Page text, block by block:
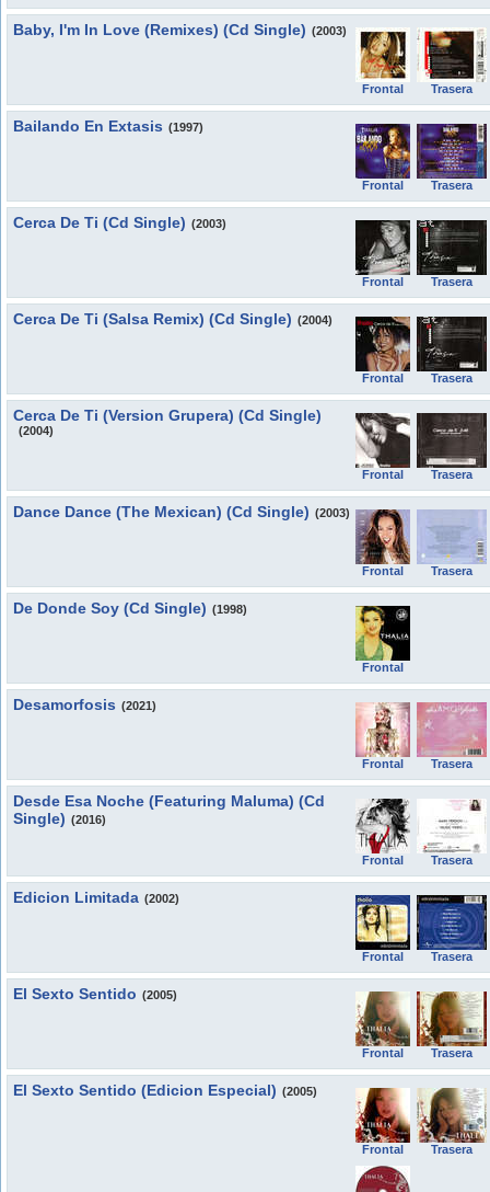
Baby, I'm In Love (Remixes) (Cd Single) (2003)
Frontal Trasera
Bailando En Extasis (1997)
Frontal Trasera
Cerca De Ti (Cd Single) (2003)
Frontal Trasera
Cerca De Ti (Salsa Remix) (Cd Single) (2004)
Frontal Trasera
Cerca De Ti (Version Grupera) (Cd Single)
(2004)
Frontal Trasera
Dance Dance (The Mexican) (Cd Single) (2003)
Frontal Trasera
De Donde Soy (Cd Single) (1998)
Frontal
Desamorfosis (2021)
Frontal Trasera
Desde Esa Noche (Featuring Maluma) (Cd
Single) (2016)
Frontal Trasera
Edicion Limitada (2002)
Frontal Trasera
El Sexto Sentido (2005)
Frontal Trasera
El Sexto Sentido (Edicion Especial) (2005)
Frontal Trasera